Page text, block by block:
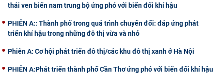
thái ven biển nam trung bộ ứng phó với biến đổi khí hậu
PHIÊN A:: Thành phố trong quá trình chuyển đổi: đáp ứng phát
triển khí hậu trong những đô thị vừa và nhỏ
Phiên A: Cơ hội phát triển đô thị/các khu đô thị xanh ở Hà Nội
PHIÊN A:Phát triển thành phố Cần Thơ ứng phó với biến đổi khí hậu